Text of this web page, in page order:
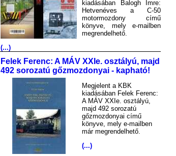
kiadásában Balogh Imre:
Hetvenéves a C-50
motormozdony című
könyve, mely e-mailben
megrendelhető.
(...)
Felek Ferenc: A MÁV XXIe. osztályú, majd
492 sorozatú gőzmozdonyai - kapható!
Megjelent a KBK
kiadásában Felek Ferenc:
A MÁV XXIe. osztályú,
majd 492 sorozatú
gőzmozdonyai című
könyve, mely e-mailben
már megrendelhető.
(...)